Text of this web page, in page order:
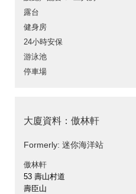
露台
健身房
24小時安保
游泳池
停車場
大廈資料：傲林軒
Formerly: 迷你海洋站
傲林軒
53 壽山村道
壽臣山